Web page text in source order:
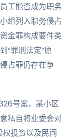
工能否成为职务
组列入职务侵占
金罪构成要件类
“罪刑法定”原
占罪仍存在争
号案，某小区
私自将业委会对
投资以及民间